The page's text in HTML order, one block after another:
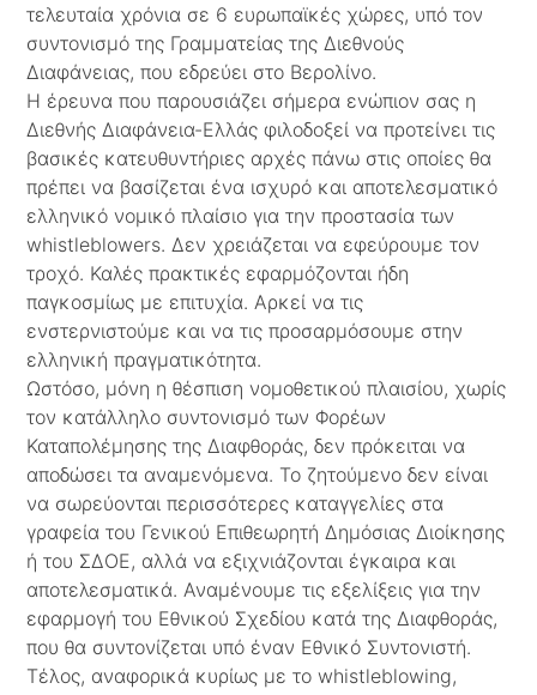
τελευταία χρόνια σε 6 ευρωπαϊκές χώρες, υπό τον
συντονισμό της Γραμματείας της Διεθνούς
Διαφάνειας, που εδρεύει στο Βερολίνο.
Η έρευνα που παρουσιάζει σήμερα ενώπιον σας η
Διεθνής Διαφάνεια-Ελλάς φιλοδοξεί να προτείνει τις
βασικές κατευθυντήριες αρχές πάνω στις οποίες θα
πρέπει να βασίζεται ένα ισχυρό και αποτελεσματικό
ελληνικό νομικό πλαίσιο για την προστασία των
whistleblowers. Δεν χρειάζεται να εφεύρουμε τον
τροχό. Καλές πρακτικές εφαρμόζονται ήδη
παγκοσμίως με επιτυχία. Αρκεί να τις
ενστερνιστούμε και να τις προσαρμόσουμε στην
ελληνική πραγματικότητα.
Ωστόσο, μόνη η θέσπιση νομοθετικού πλαισίου, χωρίς
τον κατάλληλο συντονισμό των Φορέων
Καταπολέμησης της Διαφθοράς, δεν πρόκειται να
αποδώσει τα αναμενόμενα. Το ζητούμενο δεν είναι
να σωρεύονται περισσότερες καταγγελίες στα
γραφεία του Γενικού Επιθεωρητή Δημόσιας Διοίκησης
ή του ΣΔΟΕ, αλλά να εξιχνιάζονται έγκαιρα και
αποτελεσματικά. Αναμένουμε τις εξελίξεις για την
εφαρμογή του Εθνικού Σχεδίου κατά της Διαφθοράς,
που θα συντονίζεται υπό έναν Εθνικό Συντονιστή.
Τέλος, αναφορικά κυρίως με το whistleblowing,